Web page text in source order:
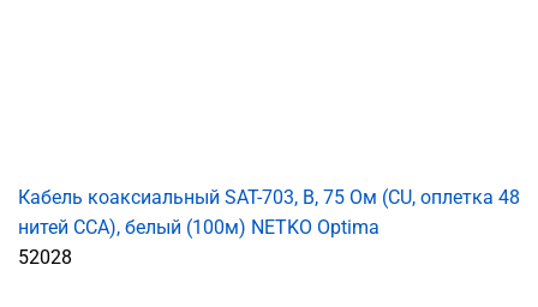
Кабель коаксиальный SAT-703, B, 75 Ом (CU, оплетка 48
нитей CCA), белый (100м) NETKO Optima
52028